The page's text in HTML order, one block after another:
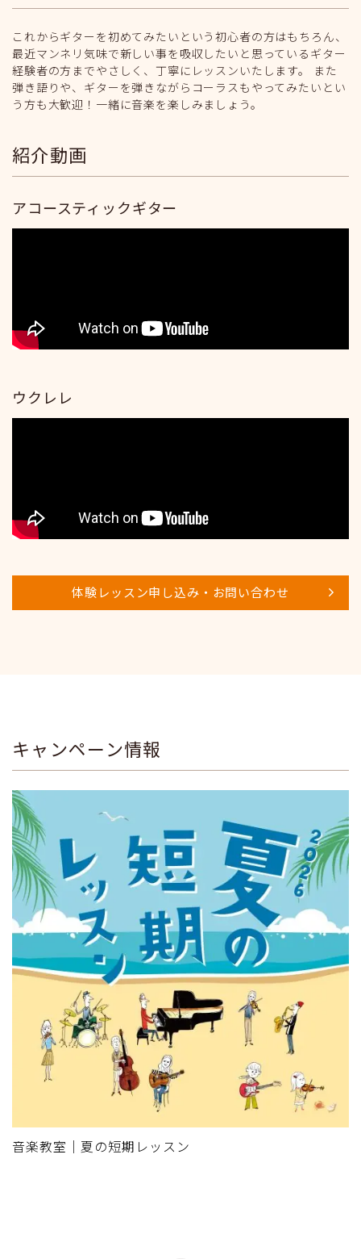
これからギターを初めてみたいという初心者の方はもちろん、
最近マンネリ気味で新しい事を吸収したいと思っているギター
経験者の方までやさしく、丁寧にレッスンいたします。 また
弾き語りや、ギターを弾きながらコーラスもやってみたいとい
う方も大歓迎！一緒に音楽を楽しみましょう。
紹介動画
アコースティックギター
ウクレレ
体験レッスン申し込み・お問い合わせ
キャンペーン情報
音楽教室｜夏の短期レッスン